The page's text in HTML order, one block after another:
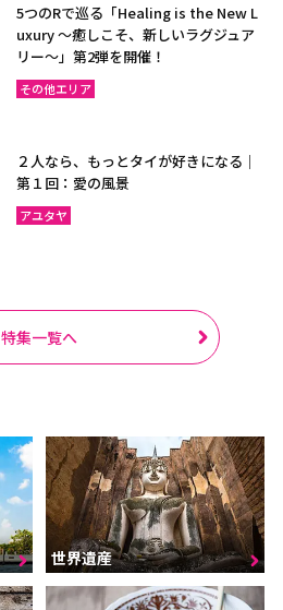
5つのRで巡る「Healing is the New L
uxury ～癒しこそ、新しいラグジュア
リー〜」第2弾を開催！
その他エリア
２人なら、もっとタイが好きになる｜
第１回：愛の風景
アユタヤ
特集一覧へ
世界遺産